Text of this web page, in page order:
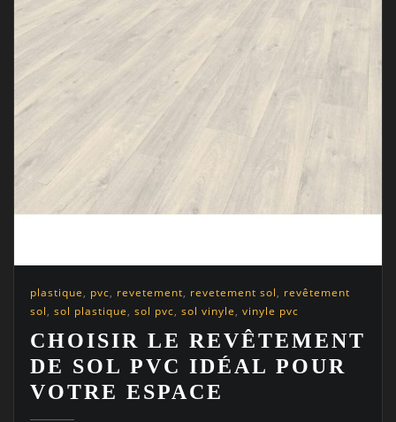
plastique, pvc, revetement, revetement sol, revêtement
sol, sol plastique, sol pvc, sol vinyle, vinyle pvc
CHOISIR LE REVÊTEMENT
DE SOL PVC IDÉAL POUR
VOTRE ESPACE